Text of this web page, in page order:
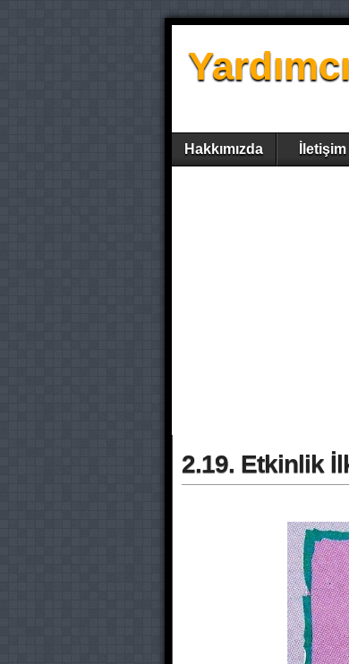
Hakkımızda İletişim
2.19. Etkinlik